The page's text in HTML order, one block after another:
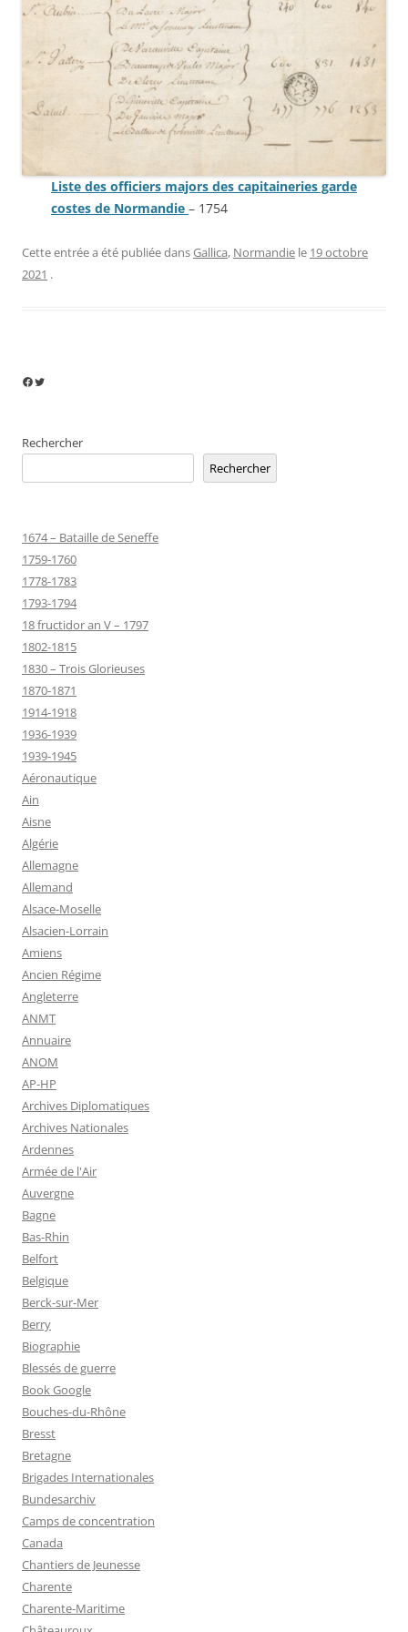
Liste des officiers majors des capitaineries garde
costes de Normandie – 1754
Cette entrée a été publiée dansGallica, Normandie le 19 octobre
2021 .
Facebook
Twitter
Rechercher
Rechercher
1674 – Bataille de Seneffe
1759-1760
1778-1783
1793-1794
18 fructidor an V – 1797
1802-1815
1830 – Trois Glorieuses
1870-1871
1914-1918
1936-1939
1939-1945
Aéronautique
Ain
Aisne
Algérie
Allemagne
Allemand
Alsace-Moselle
Alsacien-Lorrain
Amiens
Ancien Régime
Angleterre
ANMT
Annuaire
ANOM
AP-HP
Archives Diplomatiques
Archives Nationales
Ardennes
Armée de l'Air
Auvergne
Bagne
Bas-Rhin
Belfort
Belgique
Berck-sur-Mer
Berry
Biographie
Blessés de guerre
Book Google
Bouches-du-Rhône
Bresst
Bretagne
Brigades Internationales
Bundesarchiv
Camps de concentration
Canada
Chantiers de Jeunesse
Charente
Charente-Maritime